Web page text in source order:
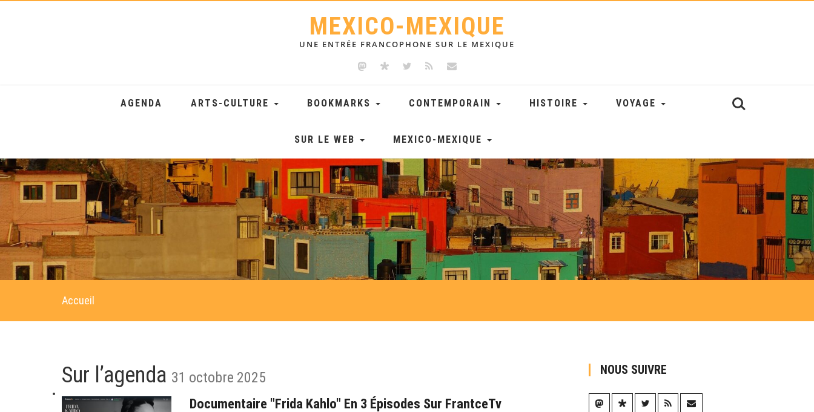
MEXICO-MEXIQUE
UNE ENTRÉE FRANCOPHONE SUR LE MEXIQUE
AGENDA ARTS-CULTURE BOOKMARKS CONTEMPORAIN HISTOIRE VOYAGE
SUR LE WEB MEXICO-MEXIQUE
Accueil
Sur l’agenda 31 octobre 2025
Documentaire "Frida Kahlo" En 3 Épisodes Sur FrantceTv
NOUS SUIVRE